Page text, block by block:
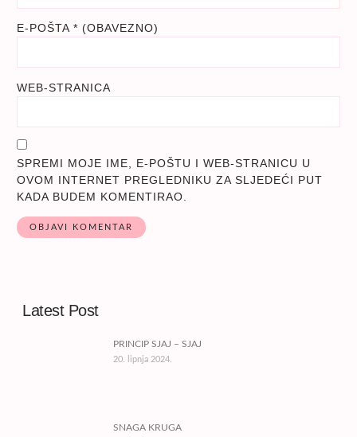
E-POŠTA * (OBAVEZNO)
WEB-STRANICA
SPREMI MOJE IME, E-POŠTU I WEB-STRANICU U
OVOM INTERNET PREGLEDNIKU ZA SLJEDEĆI PUT
KADA BUDEM KOMENTIRAO.
Latest Post
PRINCIP SJAJ – SJAJ
20. lipnja 2024.
SNAGA KRUGA